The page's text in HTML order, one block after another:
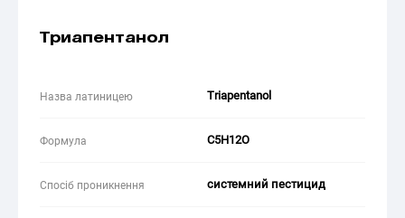
Триапентанол
Назва латиницею Triapentanol
Формула C5H12O
Спосіб проникнення системний пестицид